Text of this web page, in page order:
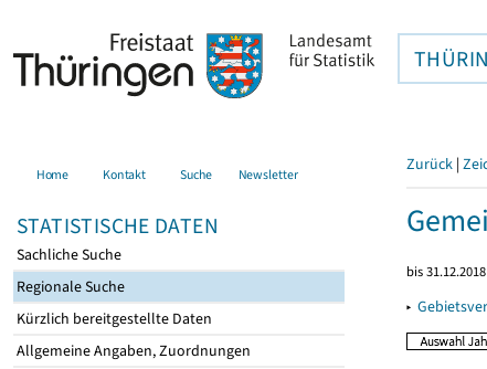
Home Kontakt Suche Newsletter
STATISTISCHE DATEN
Sachliche Suche
Regionale Suche
Kürzlich bereitgestellte Daten
Allgemeine Angaben, Zuordnungen
Zurück |
bis 31.12.2018
▸